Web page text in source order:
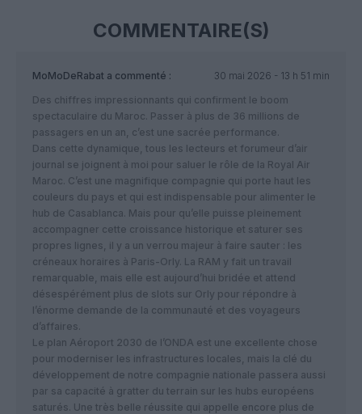
COMMENTAIRE(S)
MoMoDeRabat a commenté :
30 mai 2026 - 13 h 51 min
Des chiffres impressionnants qui confirment le boom
spectaculaire du Maroc. Passer à plus de 36 millions de
passagers en un an, c’est une sacrée performance.
​Dans cette dynamique, tous les lecteurs et forumeur d’air
journal se joignent à moi pour saluer le rôle de la Royal Air
Maroc. C’est une magnifique compagnie qui porte haut les
couleurs du pays et qui est indispensable pour alimenter le
hub de Casablanca. Mais pour qu’elle puisse pleinement
accompagner cette croissance historique et saturer ses
propres lignes, il y a un verrou majeur à faire sauter : les
créneaux horaires à Paris-Orly. La RAM y fait un travail
remarquable, mais elle est aujourd’hui bridée et attend
désespérément plus de slots sur Orly pour répondre à
l’énorme demande de la communauté et des voyageurs
d’affaires.
​Le plan Aéroport 2030 de l’ONDA est une excellente chose
pour moderniser les infrastructures locales, mais la clé du
développement de notre compagnie nationale passera aussi
par sa capacité à gratter du terrain sur les hubs européens
saturés. Une très belle réussite qui appelle encore plus de